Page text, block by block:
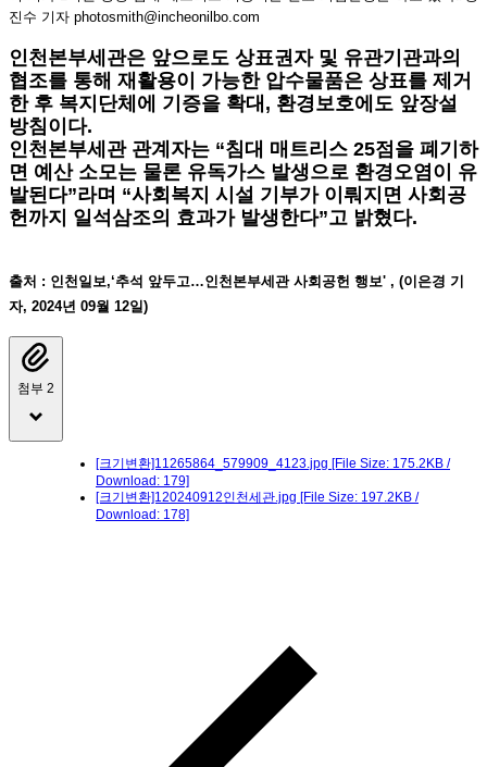
진수 기자 photosmith@incheonilbo.com
인천본부세관은 앞으로도 상표권자 및 유관기관과의
협조를 통해 재활용이 가능한 압수물품은 상표를 제거
한 후 복지단체에 기증을 확대, 환경보호에도 앞장설
방침이다.
인천본부세관 관계자는 “침대 매트리스 25점을 폐기하
면 예산 소모는 물론 유독가스 발생으로 환경오염이 유
발된다”라며 “사회복지 시설 기부가 이뤄지면 사회공
헌까지 일석삼조의 효과가 발생한다”고 밝혔다.
출처 : 인천일보,‘추석 앞두고…인천본부세관 사회공헌 행보' , (이은경 기
자, 2024년 09월 12일)
첨부 2
[크기변환]11265864_579909_4123.jpg [File Size: 175.2KB /
Download: 179]
[크기변환]120240912인천세관.jpg [File Size: 197.2KB /
Download: 178]